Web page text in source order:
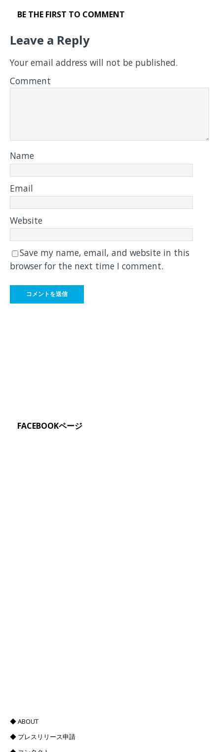
BE THE FIRST TO COMMENT
Leave a Reply
Your email address will not be published.
Comment
Name
Email
Website
Save my name, email, and website in this
browser for the next time I comment.
FACEBOOKページ
◆ ABOUT
◆ プレスリリース申請